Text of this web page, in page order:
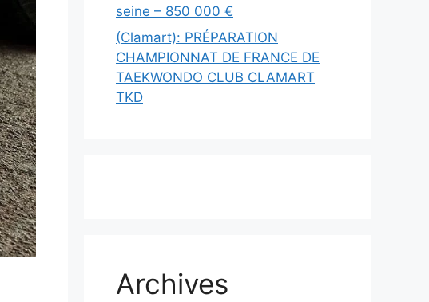
seine – 850 000 €
(Clamart): PRÉPARATION
CHAMPIONNAT DE FRANCE DE
TAEKWONDO CLUB CLAMART
TKD
Archives